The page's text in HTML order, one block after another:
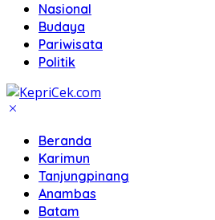
Nasional
Budaya
Pariwisata
Politik
Beranda
Karimun
Tanjungpinang
Anambas
Batam